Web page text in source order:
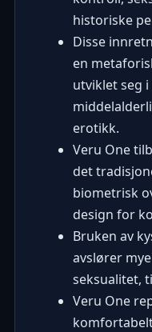
historiske
Disse
en
utviklet seg
erotikk.
Veru One
det
biometrisk
design for
Bruken av
avslører
seksualitet,
Veru One